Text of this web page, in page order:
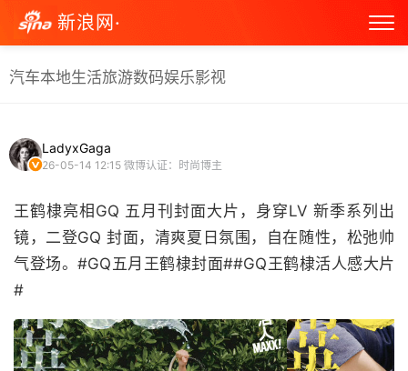
新浪网·
汽车本地生活旅游数码娱乐影视
LadyxGaga
26-05-14 12:15 微博认证：时尚博主
王鹤棣亮相GQ 五月刊封面大片，身穿LV 新季系列出
镜，二登GQ 封面，清爽夏日氛围，自在随性，松弛帅
气登场。#GQ五月王鹤棣封面##GQ王鹤棣活人感大片
# ​